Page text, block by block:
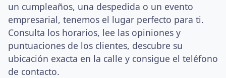
un cumpleaños, una despedida o un evento
empresarial, tenemos el lugar perfecto para ti.
Consulta los horarios, lee las opiniones y
puntuaciones de los clientes, descubre su
ubicación exacta en la calle y consigue el teléfono
de contacto.